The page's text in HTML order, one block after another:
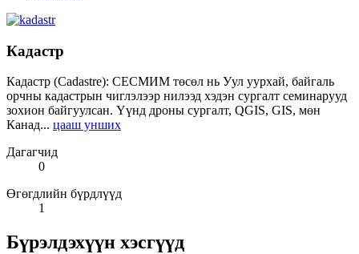
Кадастр
Кадастр (Cadastre): СЕСМИМ төсөл нь Уул уурхай, байгаль
орчны кадастрын чиглэлээр нилээд хэдэн сургалт семинарууд
зохион байгуулсан. Үүнд дроны сургалт, QGIS, GIS, мөн
Канад... цааш унших
Дагагчид
0
Өгөгдлийн бүрдлүүд
1
Бүрэлдэхүүн хэсгүүд